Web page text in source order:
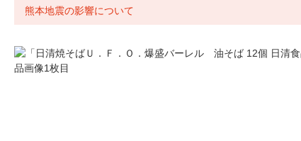
熊本地震の影響について